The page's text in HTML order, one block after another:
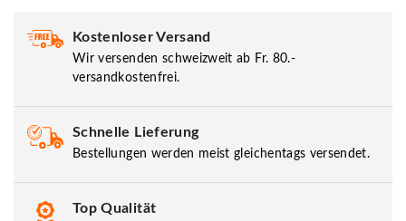
Kostenloser Versand
Wir versenden schweizweit ab Fr. 80.-
versandkostenfrei.
Schnelle Lieferung
Bestellungen werden meist gleichentags versendet.
Top Qualität